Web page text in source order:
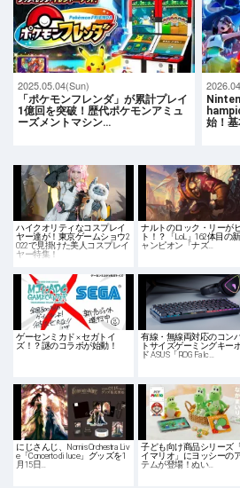
2025.05.04(Sun)
「ポケモンフレンダ」が累計プレイ
1億回を突破！歴代ポケモンアミュ
ーズメントマシン…
始！
ハイクオリティなコスプレイ
ヤー達が！東京ゲームショウ2
022で見掛けた美人コスプレイ
ヤー特集！
ナルトのロック・リーが
ト！？「LoL」162体目の
ャンピオン「ナズ…
ゲーセンミカド × セガトイ
ズ！？謎のコラボが始動！
有線・無線両対応のコン
トサイズゲーミングキー
ド ASUS「ROG Falc…
にじさんじ、Nornis Orchestra Liv
e「Concerto di luce」グッズを1
月15日…
子ども向け商品シリーズ
イマリオ」にヨッシーの
テムが登場！ぬい…